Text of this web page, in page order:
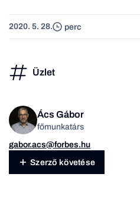
2020. 5. 28. perc
Üzlet
Ács Gábor
főmunkatárs
gabor.acs@forbes.hu
Szerző követése